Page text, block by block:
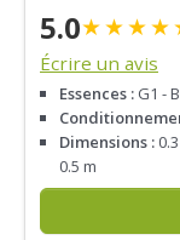
5.0★★★★
Écrire un avis
Essences : G1 -
Dimensions :
0.5 m